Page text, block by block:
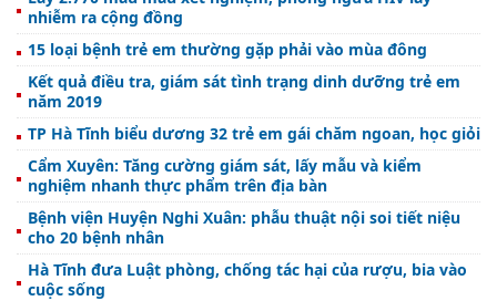
nhiễm ra cộng đồng
15 loại bệnh trẻ em thường gặp phải vào mùa đông
Kết quả điều tra, giám sát tình trạng dinh dưỡng trẻ em
năm 2019
TP Hà Tĩnh biểu dương 32 trẻ em gái chăm ngoan, học giỏi
Cẩm Xuyên: Tăng cường giám sát, lấy mẫu và kiểm
nghiệm nhanh thực phẩm trên địa bàn
Bệnh viện Huyện Nghi Xuân: phẫu thuật nội soi tiết niệu
cho 20 bệnh nhân
Hà Tĩnh đưa Luật phòng, chống tác hại của rượu, bia vào
cuộc sống